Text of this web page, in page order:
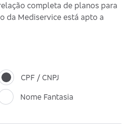
completa de planos para
da Mediservice está apto a
CPF / CNPJ
Nome Fantasia